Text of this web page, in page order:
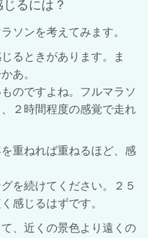
るには？
ソンを考えてみます。
るときがあります。ま
あ。
のですよね。フルマラソ
２時間程度の感覚で走れ
重ねれば重ねるほど、感
を続けてください。２５
感じるはずです。
、近くの景色より遠くの